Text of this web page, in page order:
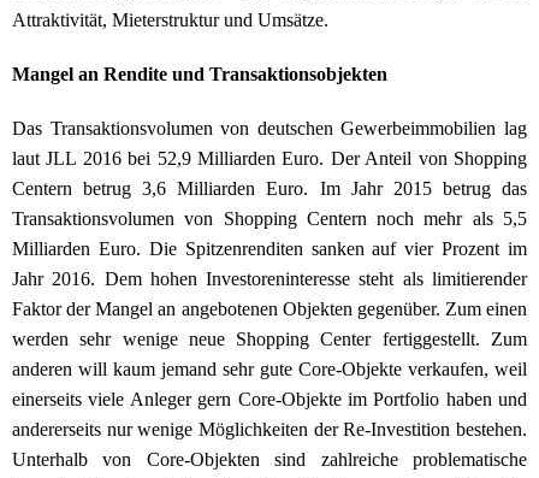
Attraktivität, Mieterstruktur und Umsätze.
Mangel an Rendite und Transaktionsobjekten
Das Transaktionsvolumen von deutschen Gewerbeimmobilien lag
laut JLL 2016 bei 52,9 Milliarden Euro. Der Anteil von Shopping
Centern betrug 3,6 Milliarden Euro. Im Jahr 2015 betrug das
Transaktionsvolumen von Shopping Centern noch mehr als 5,5
Milliarden Euro. Die Spitzenrenditen sanken auf vier Prozent im
Jahr 2016. Dem hohen Investoreninteresse steht als limitierender
Faktor der Mangel an angebotenen Objekten gegenüber. Zum einen
werden sehr wenige neue Shopping Center fertiggestellt. Zum
anderen will kaum jemand sehr gute Core-Objekte verkaufen, weil
einerseits viele Anleger gern Core-Objekte im Portfolio haben und
andererseits nur wenige Möglichkeiten der Re-Investition bestehen.
Unterhalb von Core-Objekten sind zahlreiche problematische